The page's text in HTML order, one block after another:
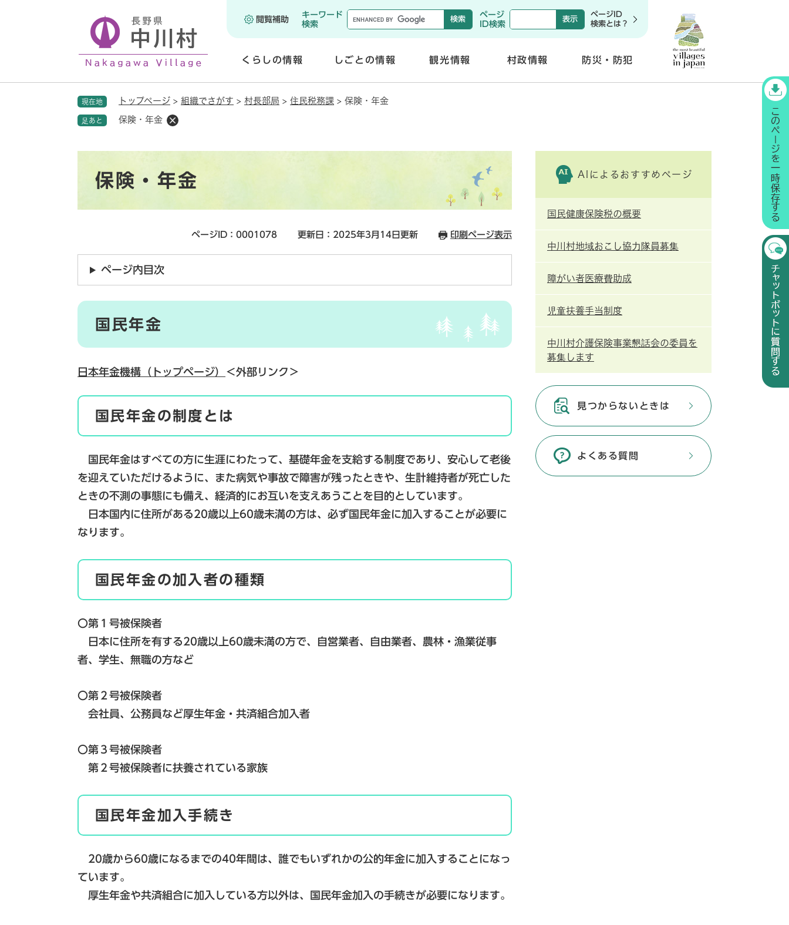
メニューを飛ばして本文へ
閲覧補助
キーワード
検索
ページ
ID検索
ページID
検索とは？
くらしの情報
く
しごとの情報
く
観光情報 村政情報 防災・防犯
現在地 トップページ > 組織でさがす > 村長部局 > 住民税務課 > 保険・年金
足あと 保険・年金
保険・年金
ページID：0001078 更新日：2025年3月14日更新 印刷ページ表示
ページ内目次
国民年金
日本年金機構（トップページ） ＜外部リンク＞
国民年金の制度とは
国民年金はすべての方に生涯にわたって、基礎年金を支給する制度であり、安心して老後
を迎えていただけるように、また病気や事故で障害が残ったときや、生計維持者が死亡した
ときの不測の事態にも備え、経済的にお互いを支えあうことを目的としています。
日本国内に住所がある20歳以上60歳未満の方は、必ず国民年金に加入することが必要に
なります。
国民年金の加入者の種類
〇第１号被保険者
日本に住所を有する20歳以上60歳未満の方で、自営業者、自由業者、農林・漁業従事
者、学生、無職の方など
〇第２号被保険者
会社員、公務員など厚生年金・共済組合加入者
〇第３号被保険者
第２号被保険者に扶養されている家族
国民年金加入手続き
20歳から60歳になるまでの40年間は、誰でもいずれかの公的年金に加入することになっ
ています。
厚生年金や共済組合に加入している方以外は、国民年金加入の手続きが必要になります。
AIによるおすすめページ
国民健康保険税の概要
中川村地域おこし協力隊員募集
障がい者医療費助成
児童扶養手当制度
中川村介護保険事業懇話会の委員を
募集します
見つからないときは
よくある質問